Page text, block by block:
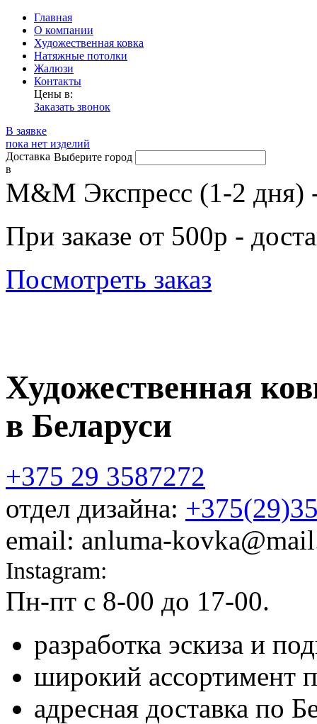
Главная
О компании
Художественная ковка
Натяжные потолки
Жалюзи
Контакты
Цены в:
Заказать звонок
В заявке
пока нет изделий
Доставка
в
Выберите город
М&М Экспресс (1-2 дня)
При заказе от 500р -
Посмотреть заказ
Художественная
в Беларуси
+375 29 3587272
отдел дизайна:
email: anluma-
Instagram:
Пн-пт c 8-00 до 17-00.
разработка эскиза и
широкий ассортимент
адресная доставка по